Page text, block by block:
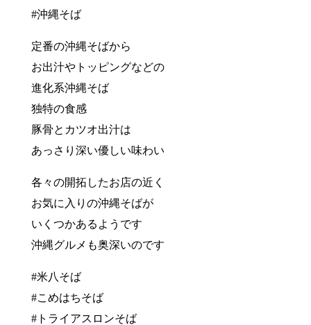
#沖縄そば
定番の沖縄そばから
お出汁やトッピングなどの
進化系沖縄そば
独特の食感
豚骨とカツオ出汁は
あっさり深い優しい味わい
各々の開拓したお店の近く
お気に入りの沖縄そばが
いくつかあるようです
沖縄グルメも奥深いのです
#米八そば
#こめはちそば
#トライアスロンそば